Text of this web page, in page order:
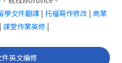
學文件翻譯| 托福寫作修改 | 商業
課堂作業英修|
件英文編修